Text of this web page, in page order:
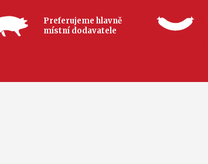
Preferujeme hlavně
místní dodavatele